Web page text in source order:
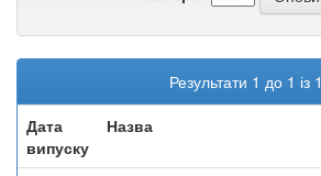
Результати 1 до 1 із 1
Дата
випуску
Назва